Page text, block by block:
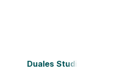
Duales Studium Bielefeld